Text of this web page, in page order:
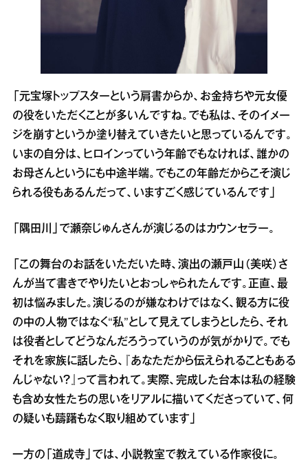
「元宝塚トップスターという肩書からか、お金持ちや元女優
の役をいただくことが多いんですね。でも私は、そのイメー
ジを崩すというか塗り替えていきたいと思っているんです。
いまの自分は、ヒロインっていう年齢でもなければ、誰かの
お母さんというにも中途半端。でもこの年齢だからこそ演じ
られる役もあるんだって、いますごく感じているんです」
「隅田川」で瀬奈じゅんさんが演じるのはカウンセラー。
「この舞台のお話をいただいた時、演出の瀬戸山（美咲）さ
んが当て書きでやりたいとおっしゃられたんです。正直、最
初は悩みました。演じるのが嫌なわけではなく、観る方に役
の中の人物ではなく“私”として見えてしまうとしたら、それ
は役者としてどうなんだろうっていうのが気がかりで。でも
それを家族に話したら、『あなただから伝えられることもある
んじゃない？』って言われて。実際、完成した台本は私の経験
も含め女性たちの思いをリアルに描いてくださっていて、何
の疑いも躊躇もなく取り組めています」
一方の「道成寺」では、小説教室で教えている作家役に。